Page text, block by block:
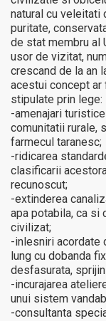
natural cu veleitati
puritate,
de stat membru al
usor de vizitat,
crescand de la an
acestui concept ar
stipulate prin lege:
-amenajari
comunitatii rurale,
farmecul taranesc;
-ridicarea
clasificarii
recunoscut;
-extinderea
apa potabila, ca si
civilizat;
-inlesniri acordate
lung cu dobanda
desfasurata,
-incurajarea
unui sistem
-consultanta